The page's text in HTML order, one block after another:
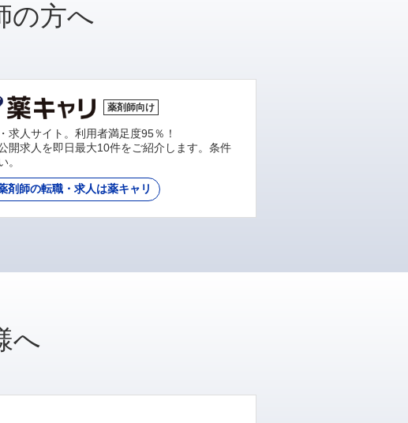
の方へ
薬剤師向け
求人サイト。利用者満足度95％！
開求人を即日最大10件をご紹介します。条件
。
剤師の転職・求人は薬キャリ
へ